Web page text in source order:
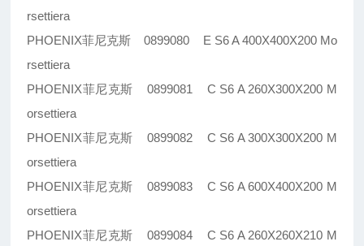
rsettiera
PHOENIX菲尼克斯 0899080 E S6 A 400X400X200 Mo
rsettiera
PHOENIX菲尼克斯 0899081 C S6 A 260X300X200 M
orsettiera
PHOENIX菲尼克斯 0899082 C S6 A 300X300X200 M
orsettiera
PHOENIX菲尼克斯 0899083 C S6 A 600X400X200 M
orsettiera
PHOENIX菲尼克斯 0899084 C S6 A 260X260X210 M